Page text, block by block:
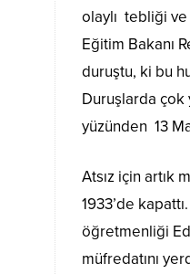
olaylı tebliği ve
Eğitim Bakanı
duruştu, ki bu
Duruşlarda çok
yüzünden 13
Atsız için artık
1933’de
öğretmenliği
müfredatını